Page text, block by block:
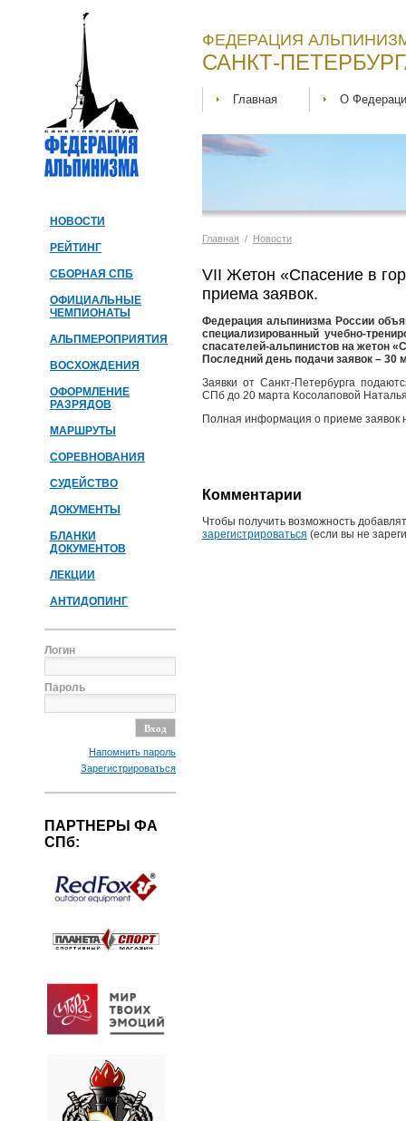
НОВОСТИ
РЕЙТИНГ
СБОРНАЯ СПБ
ОФИЦИАЛЬНЫЕ
ЧЕМПИОНАТЫ
АЛЬПМЕРОПРИЯТИЯ
ВОСХОЖДЕНИЯ
ОФОРМЛЕНИЕ
РАЗРЯДОВ
МАРШРУТЫ
СОРЕВНОВАНИЯ
СУДЕЙСТВО
ДОКУМЕНТЫ
БЛАНКИ
ДОКУМЕНТОВ
ЛЕКЦИИ
АНТИДОПИНГ
Логин
Пароль
Напомнить пароль
Зарегистрироваться
ПАРТНЕРЫ ФА
СПб:
ФЕДЕРАЦИЯ
САНКТ-
Главная О
Главная / Новости
VII Жетон «Спасение в
приема заявок.
Федерация альпинизма России
специализированный учебно-
спасателей-альпинистов на жетон
Последний день подачи заявок – 30
Заявки от Санкт-Петербурга
СПб до 20 марта Косолаповой
Полная информация о приеме заявок
Комментарии
Чтобы получить возможность
зарегистрироваться (если вы не